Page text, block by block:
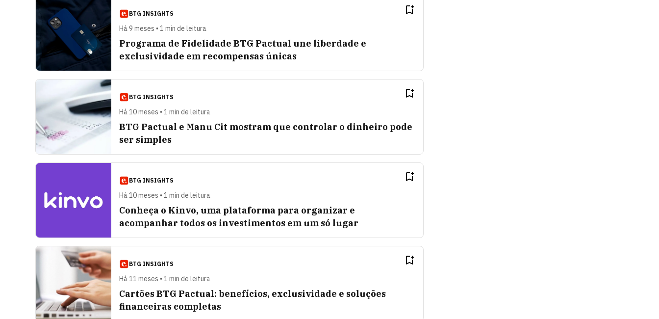
BTG INSIGHTS
Há 9 meses • 1 min de leitura
Programa de Fidelidade BTG Pactual une liberdade e
exclusividade em recompensas únicas
BTG INSIGHTS
Há 10 meses • 1 min de leitura
BTG Pactual e Manu Cit mostram que controlar o dinheiro pode
ser simples
BTG INSIGHTS
Há 10 meses • 1 min de leitura
Conheça o Kinvo, uma plataforma para organizar e
acompanhar todos os investimentos em um só lugar
BTG INSIGHTS
Há 11 meses • 1 min de leitura
Cartões BTG Pactual: benefícios, exclusividade e soluções
financeiras completas